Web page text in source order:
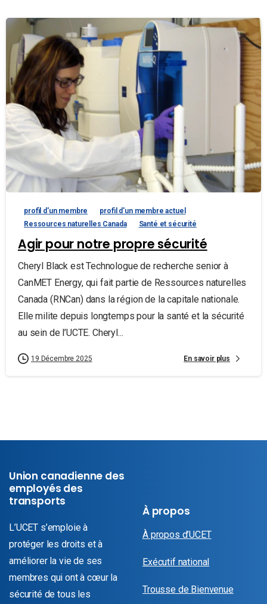
profil d'un membre
profil d'un membre actuel
Ressources naturelles Canada
Santé et sécurité
Agir pour notre propre sécurité
Cheryl Black est Technologue de recherche senior à
CanMET Energy, qui fait partie de Ressources naturelles
Canada (RNCan) dans la région de la capitale nationale.
Elle milite depuis longtemps pour la santé et la sécurité
au sein de l’UCTE. Cheryl...
19 Décembre 2025 En savoir plus
Union canadienne des
employés des
transports
L’UCET s’emploie à
protéger les droits et à
améliorer la vie de ses
membres qui ont à cœur la
sécurité de tous les
À propos
À propos d’UCET
Exécutif national
Trousse de Bienvenue